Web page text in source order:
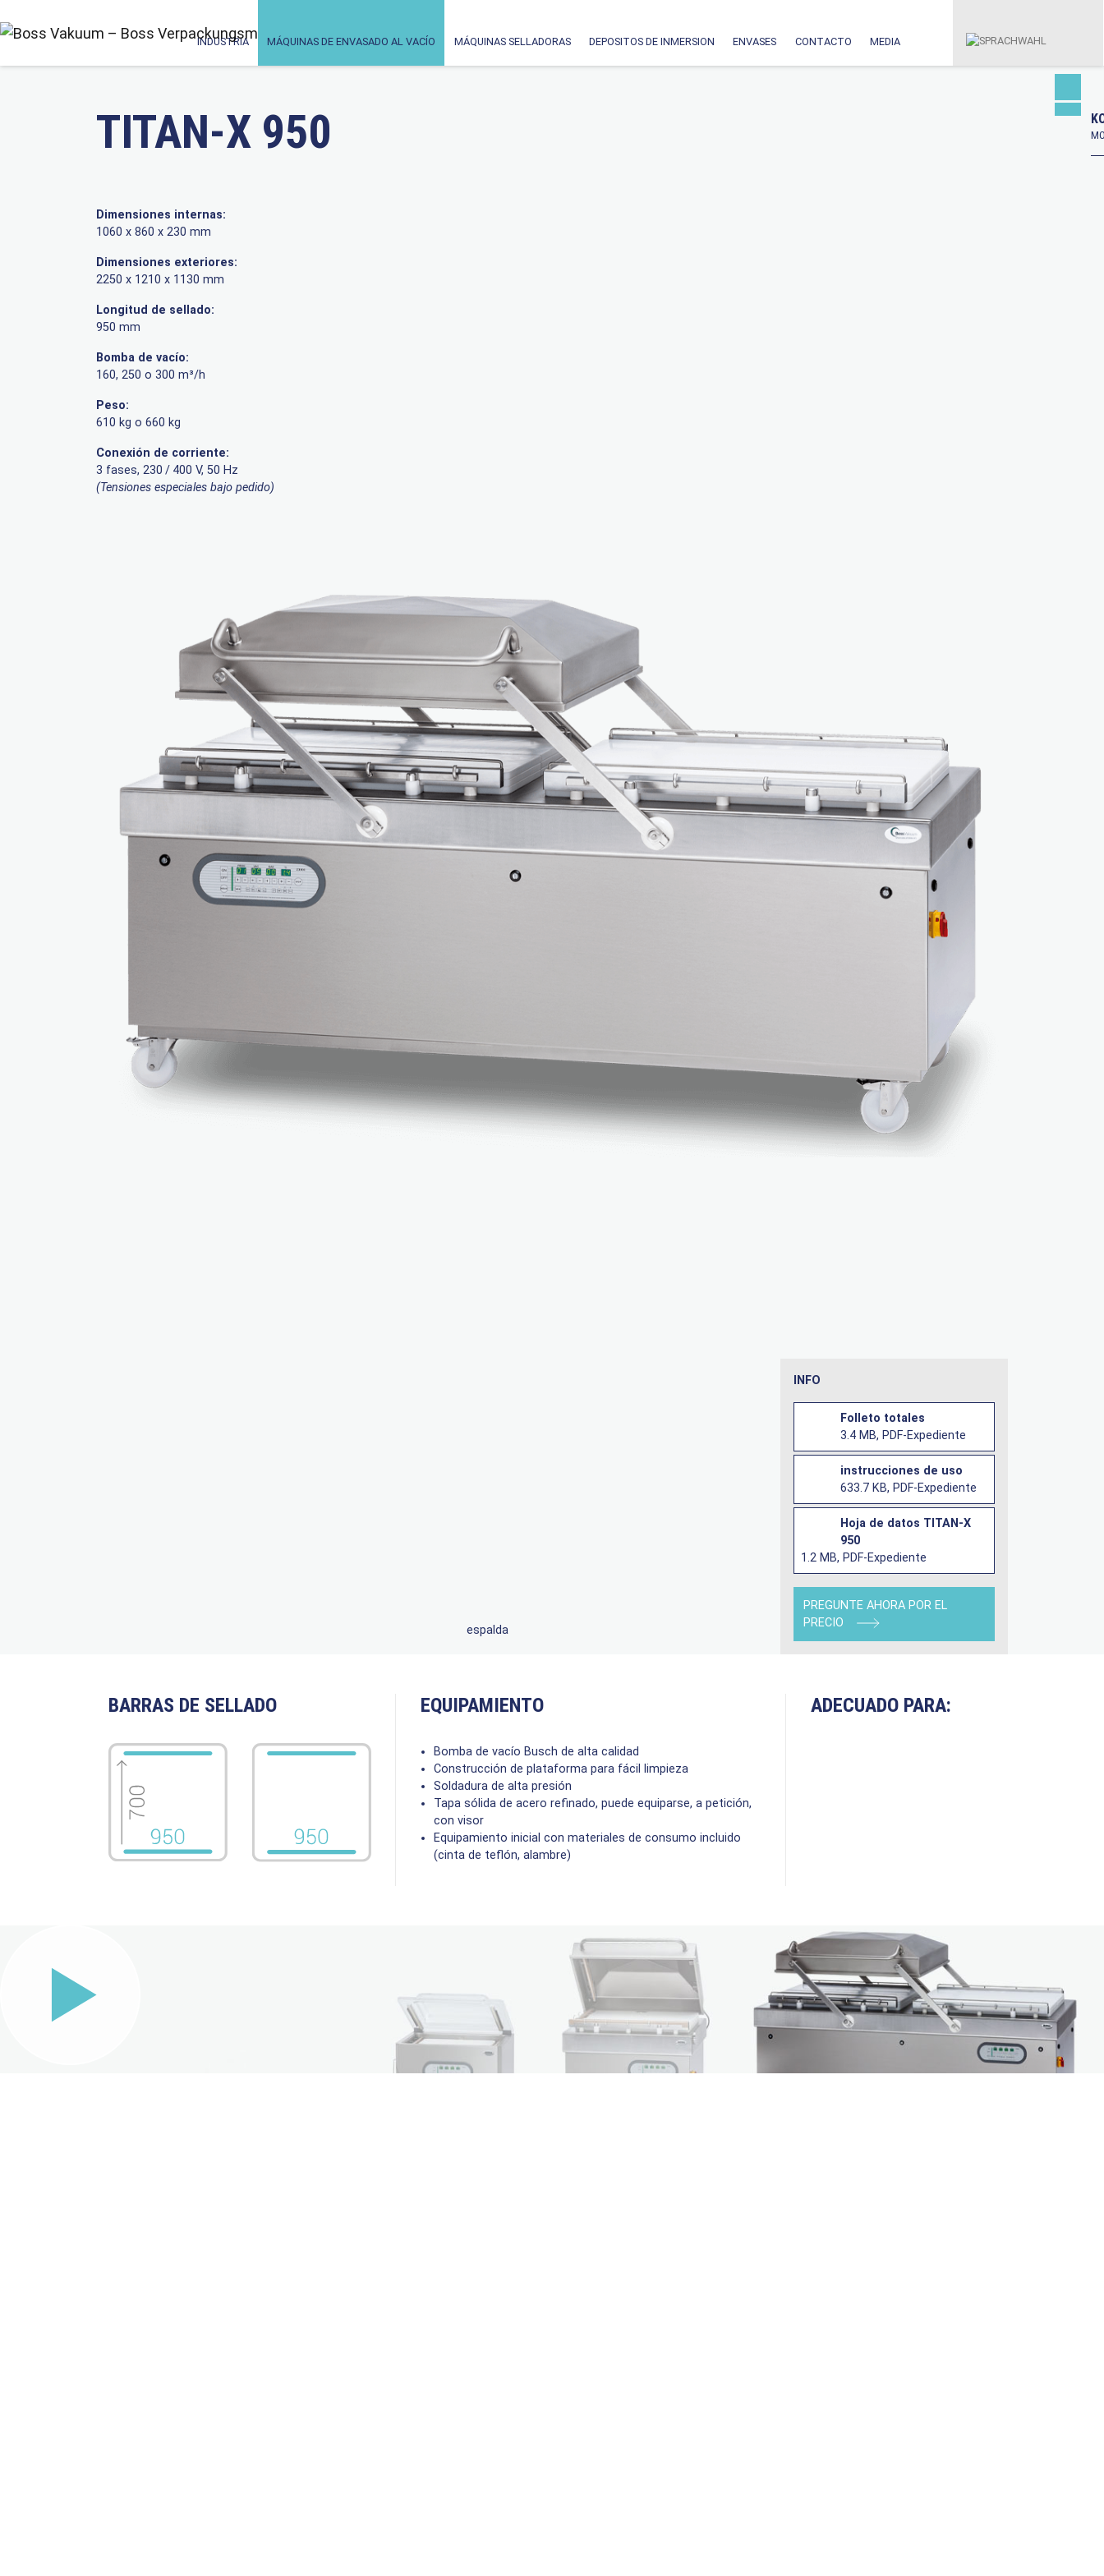
INDUSTRIA MÁQUINAS DE ENVASADO AL VACÍO MÁQUINAS SELLADORAS DEPOSITOS DE INMERSION ENVASES CONTACTO MEDIA
TITAN-X 950
Dimensiones internas:
1060 x 860 x 230 mm
Dimensiones exteriores:
2250 x 1210 x 1130 mm
Longitud de sellado:
950 mm
Bomba de vacío:
160, 250 o 300 m³/h
Peso:
610 kg o 660 kg
Conexión de corriente:
3 fases, 230 / 400 V, 50 Hz
(Tensiones especiales bajo pedido)
INFO
Folleto totales
3.4 MB, PDF-Expediente
instrucciones de uso
633.7 KB, PDF-Expediente
Hoja de datos TITAN-X
950
1.2 MB, PDF-Expediente
PREGUNTE AHORA POR EL
PRECIO
espalda
BARRAS DE SELLADO EQUIPAMIENTO
Bomba de vacío Busch de alta calidad
Construcción de plataforma para fácil limpieza
Soldadura de alta presión
Tapa sólida de acero refinado, puede equiparse, a petición,
con visor
Equipamiento inicial con materiales de consumo incluido
(cinta de teflón, alambre)
ADECUADO PARA: